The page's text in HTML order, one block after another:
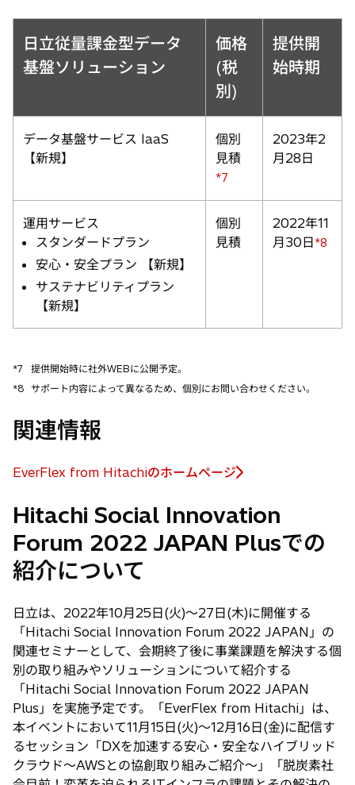
日立従量課金型データ
基盤ソリューション
価格
(税
別)
提供開
始時期
データ基盤サービス IaaS
【新規】
個別
見積
*7
2023年2
月28日
運用サービス
スタンダードプラン
安心・安全プラン 【新規】
サステナビリティプラン
【新規】
個別
見積
2022年11
月30日*8
*7
提供開始時に社外WEBに公開予定。
*8 サポート内容によって異なるため、個別にお問い合わせください。
関連情報
EverFlex from Hitachiのホームページ
新
い
タ
ブ
で
く
Hitachi Social Innovation
Forum 2022 JAPAN Plusでの
紹介について
日立は、2022年10月25日(火)〜27日(木)に開催する
「Hitachi Social Innovation Forum 2022 JAPAN」の
関連セミナーとして、会期終了後に事業課題を解決する個
別の取り組みやソリューションについて紹介する
「Hitachi Social Innovation Forum 2022 JAPAN
Plus」を実施予定です。「EverFlex from Hitachi」は、
本イベントにおいて11月15日(火)〜12月16日(金)に配信す
るセッション「DXを加速する安心・安全なハイブリッド
クラウド〜AWSとの協創取り組みご紹介〜」「脱炭素社